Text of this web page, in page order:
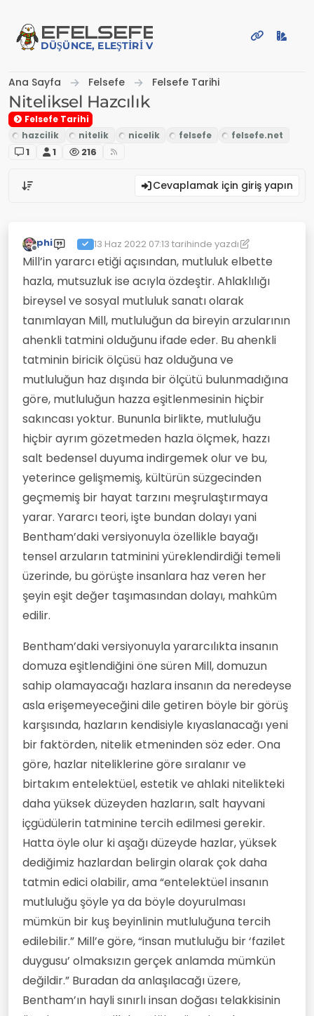
EFELSEFE
DÜŞÜNCE, ELEŞTIRI VE PAYLAŞIM PLATFORMU
Ana Sayfa Felsefe Felsefe Tarihi
Niteliksel Hazcılık
Felsefe Tarihi
1 1 216
Cevaplamak için giriş yapın
Çevrimdışı
phi 13 Haz 2022 07:13 tarihinde yazdı
Son düzenleyen: phi
Mill’in yararcı etiği açısından, mutluluk elbette
hazla, mutsuzluk ise acıyla özdeştir. Ahlaklılığı
bireysel ve sosyal mutluluk sanatı olarak
tanımlayan Mill, mutluluğun da bireyin arzularının
ahenkli tatmini olduğunu ifade eder. Bu ahenkli
tatminin biricik ölçüsü haz olduğuna ve
mutluluğun haz dışında bir ölçütü bulunmadığına
göre, mutluluğun hazza eşitlenmesinin hiçbir
sakıncası yoktur. Bununla birlikte, mutluluğu
hiçbir ayrım gözetmeden hazla ölçmek, hazzı
salt bedensel duyuma indirgemek olur ve bu,
yeterince gelişmemiş, kültürün süzgecinden
geçmemiş bir hayat tarzını meşrulaştırmaya
yarar. Yararcı teori, işte bundan dolayı yani
Bentham’daki versiyonuyla özellikle bayağı
tensel arzuların tatminini yüreklendirdiği temeli
üzerinde, bu görüşte insanlara haz veren her
şeyin eşit değer taşımasından dolayı, mahkûm
edilir.
Bentham’daki versiyonuyla yararcılıkta insanın
domuza eşitlendiğini öne süren Mill, domuzun
sahip olamayacağı hazlara insanın da neredeyse
asla erişemeyeceğini dile getiren böyle bir görüş
karşısında, hazların kendisiyle kıyaslanacağı yeni
bir faktörden, nitelik etmeninden söz eder. Ona
göre, hazlar niteliklerine göre sıralanır ve
birtakım entelektüel, estetik ve ahlaki nitelikteki
daha yüksek düzeyden hazların, salt hayvani
içgüdülerin tatminine tercih edilmesi gerekir.
Hatta öyle olur ki aşağı düzeyde hazlar, yüksek
dediğimiz hazlardan belirgin olarak çok daha
tatmin edici olabilir, ama “entelektüel insanın
mutluluğu şöyle ya da böyle doyurulması
mümkün bir kuş beyinlinin mutluluğuna tercih
edilebilir.” Mill’e göre, “insan mutluluğu bir ‘fazilet
duygusu’ olmaksızın gerçek anlamda mümkün
değildir.” Buradan da anlaşılacağı üzere,
Bentham’ın hayli sınırlı insan doğası telakkisinin